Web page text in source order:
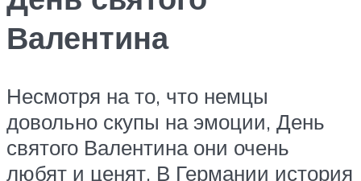
Валентина
Несмотря на то, что немцы
довольно скупы на эмоции, День
святого Валентина они очень
любят и ценят. В Германии история